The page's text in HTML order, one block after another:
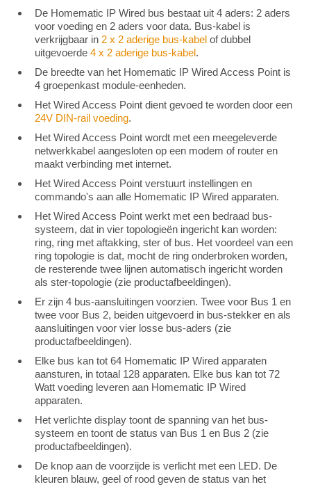
De Homematic IP Wired bus bestaat uit 4 aders: 2 aders
voor voeding en 2 aders voor data. Bus-kabel is
verkrijgbaar in 2 x 2 aderige bus-kabel of dubbel
uitgevoerde 4 x 2 aderige bus-kabel.
De breedte van het Homematic IP Wired Access Point is
4 groepenkast module-eenheden.
Het Wired Access Point dient gevoed te worden door een
24V DIN-rail voeding.
Het Wired Access Point wordt met een meegeleverde
netwerkkabel aangesloten op een modem of router en
maakt verbinding met internet.
Het Wired Access Point verstuurt instellingen en
commando's aan alle Homematic IP Wired apparaten.
Het Wired Access Point werkt met een bedraad bus-
systeem, dat in vier topologieën ingericht kan worden:
ring, ring met aftakking, ster of bus. Het voordeel van een
ring topologie is dat, mocht de ring onderbroken worden,
de resterende twee lijnen automatisch ingericht worden
als ster-topologie (zie productafbeeldingen).
Er zijn 4 bus-aansluitingen voorzien. Twee voor Bus 1 en
twee voor Bus 2, beiden uitgevoerd in bus-stekker en als
aansluitingen voor vier losse bus-aders (zie
productafbeeldingen).
Elke bus kan tot 64 Homematic IP Wired apparaten
aansturen, in totaal 128 apparaten. Elke bus kan tot 72
Watt voeding leveren aan Homematic IP Wired
apparaten.
Het verlichte display toont de spanning van het bus-
systeem en toont de status van Bus 1 en Bus 2 (zie
productafbeeldingen).
De knop aan de voorzijde is verlicht met een LED. De
kleuren blauw, geel of rood geven de status van het